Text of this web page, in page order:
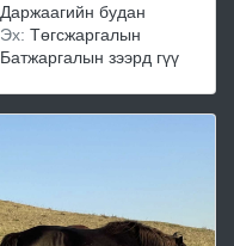
Даржаагийн будан
Эх: Төгсжаргалын
Батжаргалын зээрд гүү